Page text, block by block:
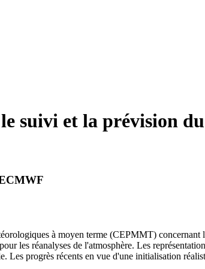
suivi et la prévision
à moyen terme (CEPMMT)
les réanalyses de l'atmosphère. Les
Les progrès récents en vue d'une initialisation